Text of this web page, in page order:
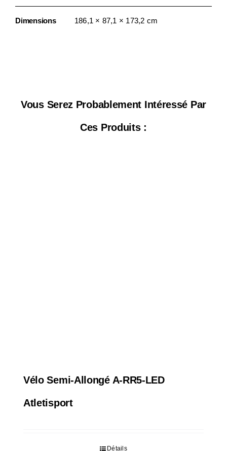
Dimensions 186,1 × 87,1 × 173,2 cm
Vous Serez Probablement Intéressé Par
Ces Produits :
Vélo Semi-Allongé A-RR5-LED
Atletisport
Détails